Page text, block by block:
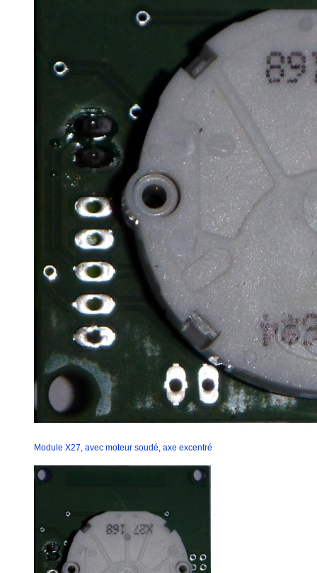
Module X27, avec moteur soudé, axe excentré